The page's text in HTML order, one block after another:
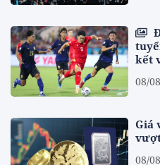
Đánh bại Campuchia, đội
kết
08/
Giá
08/